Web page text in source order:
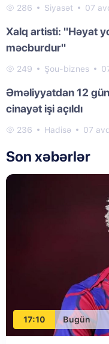
286 Siyasət 07
Xalq artisti: "Həyat
məcburdur"
249 Şou-biznes
Əməliyyatdan 12
cinayət işi açıldı
236 Hadisə 07
Son xəbərlər
17:10 Bugün